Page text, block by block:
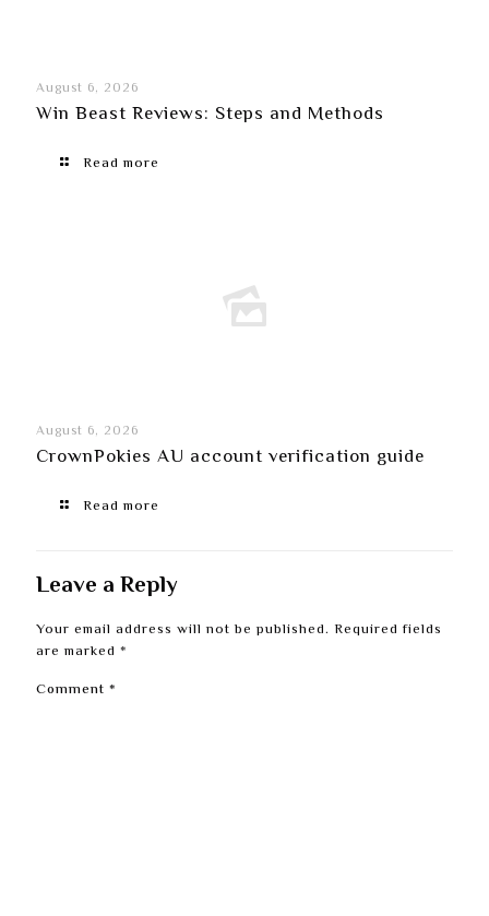
August 6, 2026
Win Beast Reviews: Steps and Methods
Read more
August 6, 2026
CrownPokies AU account verification guide
Read more
Leave a Reply
Your email address will not be published. Required fields
are marked *
Comment *